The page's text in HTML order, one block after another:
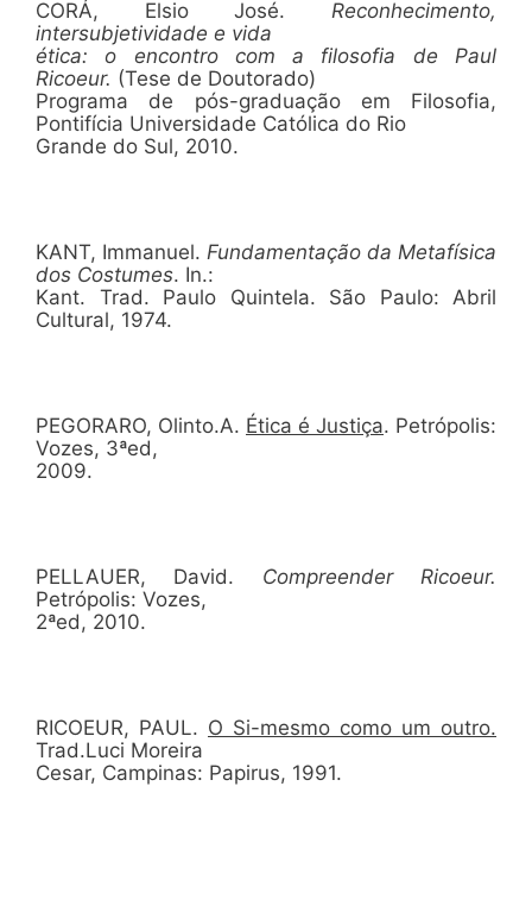
CORÁ, Elsio José. Reconhecimento,
intersubjetividade e vida
ética: o encontro com a filosofia de Paul
Ricoeur. (Tese de Doutorado)
Programa de pós-graduação em Filosofia,
Pontifícia Universidade Católica do Rio
Grande do Sul, 2010.
KANT, Immanuel. Fundamentação da Metafísica
dos Costumes. In.:
Kant. Trad. Paulo Quintela. São Paulo: Abril
Cultural, 1974.
PEGORARO, Olinto.A. Ética é Justiça. Petrópolis:
Vozes, 3ªed,
2009.
PELLAUER, David. Compreender Ricoeur.
Petrópolis: Vozes,
2ªed, 2010.
RICOEUR, PAUL. O Si-mesmo como um outro.
Trad.Luci Moreira
Cesar, Campinas: Papirus, 1991.